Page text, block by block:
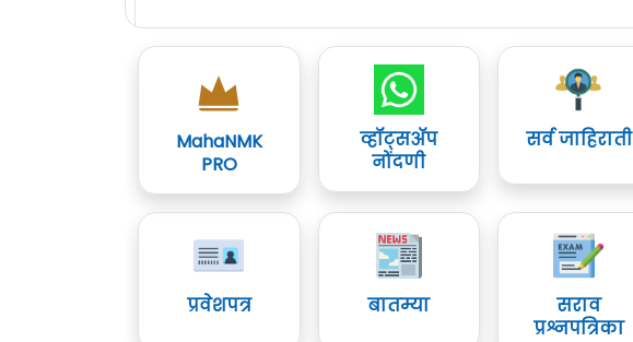
MahaNMK
PRO
व्हॉट्सॲप
नोंदणी
सर्व जाहिराती
प्रवेशपत्र बातम्या
सराव
प्रश्नपत्रिका